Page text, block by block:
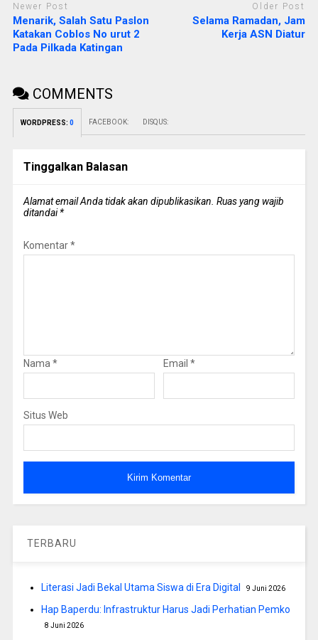
Newer Post
Menarik, Salah Satu Paslon
Katakan Coblos No urut 2
Pada Pilkada Katingan
Older Post
Selama Ramadan, Jam
Kerja ASN Diatur
COMMENTS
WORDPRESS: 0 FACEBOOK: DISQUS:
Tinggalkan Balasan
Alamat email Anda tidak akan dipublikasikan. Ruas yang wajib
ditandai*
Komentar*
Nama* Email *
Situs Web
TERBARU
Literasi Jadi Bekal Utama Siswa di Era Digital 9 Juni 2026
Hap Baperdu: Infrastruktur Harus Jadi Perhatian Pemko
8 Juni 2026